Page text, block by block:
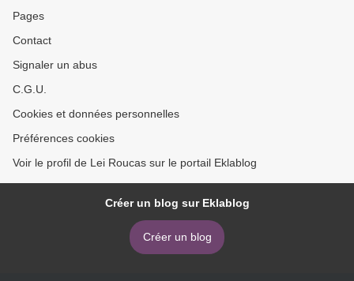
Pages
Contact
Signaler un abus
C.G.U.
Cookies et données personnelles
Préférences cookies
Voir le profil de Lei Roucas sur le portail Eklablog
Créer un blog sur Eklablog
Créer un blog